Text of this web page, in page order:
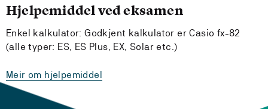
Hjelpemiddel ved eksamen
Enkel kalkulator: Godkjent kalkulator er Casio fx-82
(alle typer: ES, ES Plus, EX, Solar etc.)
Meir om hjelpemiddel